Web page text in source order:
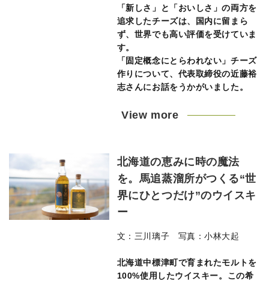
「新しさ」と「おいしさ」の両方を
追求したチーズは、国内に留まら
ず、世界でも高い評価を受けていま
す。
「固定概念にとらわれない」チーズ
作りについて、代表取締役の近藤裕
志さんにお話をうかがいました。
View more
北海道の恵みに時の魔法
を。馬追蒸溜所がつくる“世
界にひとつだけ”のウイスキ
ー
文：三川璃子 写真：小林大起
北海道中標津町で育まれたモルトを
100%使用したウイスキー。この希